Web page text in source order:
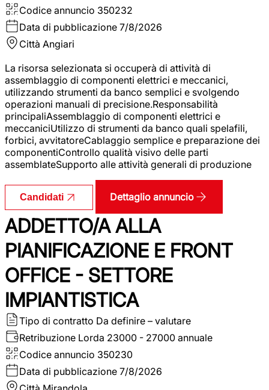
Codice annuncio 350232
Data di pubblicazione 7/8/2026
Città Angiari
La risorsa selezionata si occuperà di attività di
assemblaggio di componenti elettrici e meccanici,
utilizzando strumenti da banco semplici e svolgendo
operazioni manuali di precisione.Responsabilità
principaliAssemblaggio di componenti elettrici e
meccaniciUtilizzo di strumenti da banco quali spelafili,
forbici, avvitatoreCablaggio semplice e preparazione dei
componentiControllo qualità visivo delle parti
assemblateSupporto alle attività generali di produzione
Candidati Dettaglio annuncio
ADDETTO/A ALLA
PIANIFICAZIONE E FRONT
OFFICE - SETTORE
IMPIANTISTICA
Tipo di contratto Da definire – valutare
Retribuzione Lorda 23000 - 27000 annuale
Codice annuncio 350230
Data di pubblicazione 7/8/2026